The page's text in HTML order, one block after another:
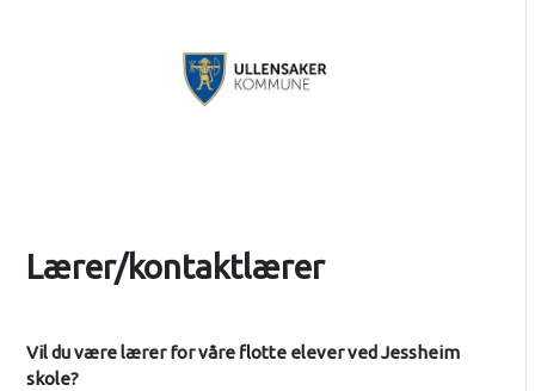
Lærer/kontaktlærer
Vil du være lærer for våre flotte elever ved Jessheim
skole?